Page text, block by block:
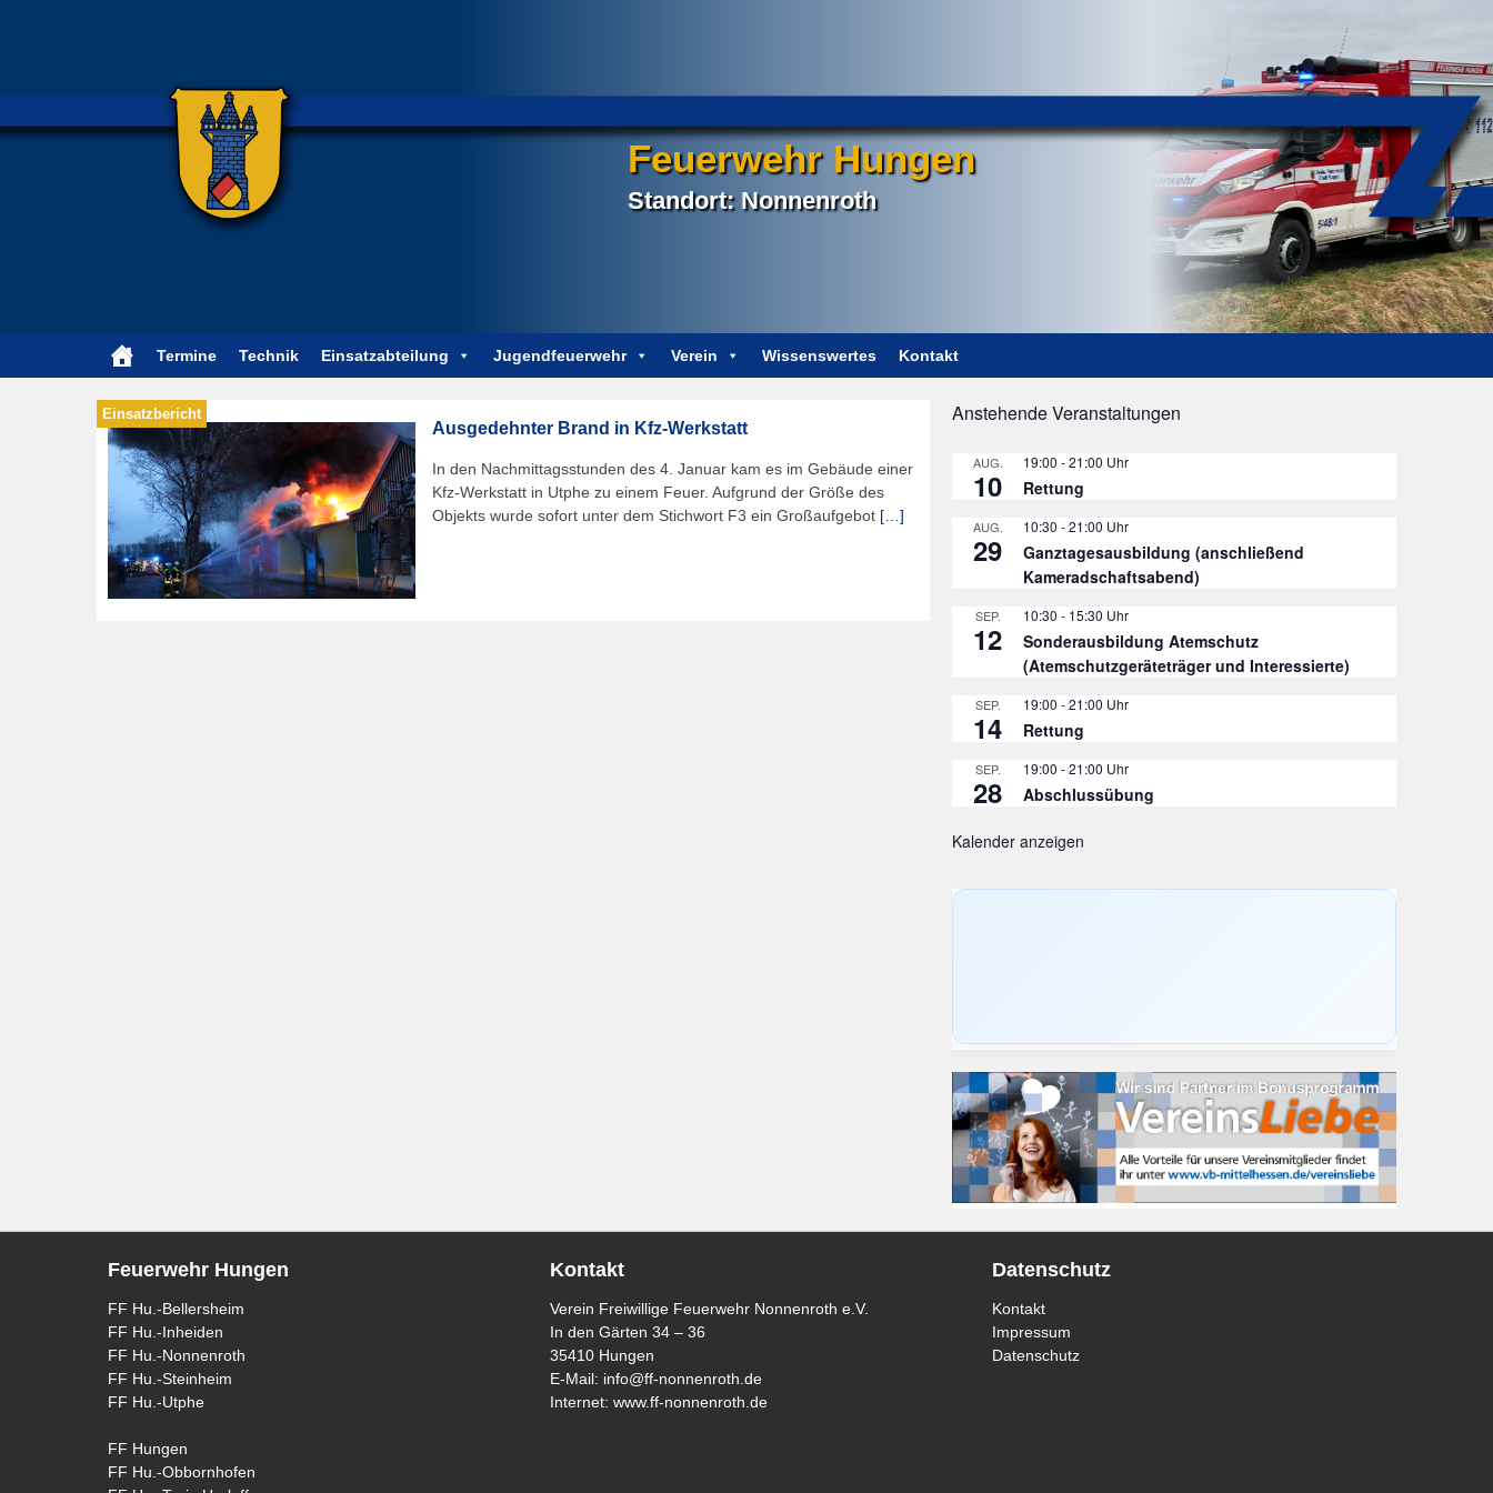
Feuerwehr Hungen
Standort: Nonnenroth
Termine Technik Einsatzabteilung Jugendfeuerwehr Verein Wissenswertes Kontakt
Ausgedehnter Brand in Kfz-Werkstatt
In den Nachmittagsstunden des 4. Januar kam es im Gebäude einer
Kfz-Werkstatt in Utphe zu einem Feuer. Aufgrund der Größe des
Objekts wurde sofort unter dem Stichwort F3 ein Großaufgebot […]
Anstehende Veranstaltungen
AUG.
10
19:00 -21:00
Rettung
AUG.
29
10:30 -21:00
Ganztagesausbildung (anschließend
Kameradschaftsabend)
SEP.
12
10:30 - 15:30
Sonderausbildung Atemschutz
(Atemschutzgeräteträger und Interessierte)
SEP.
14
19:00 -21:00
Rettung
SEP.
28
19:00 -21:00
Abschlussübung
Kalender anzeigen
Feuerwehr Hungen
FF Hu.-Bellersheim
FF Hu.-Inheiden
FF Hu.-Nonnenroth
FF Hu.-Steinheim
FF Hu.-Utphe
FF Hungen
FF Hu.-Obbornhofen
Kontakt
Verein Freiwillige Feuerwehr Nonnenroth e.V.
In den Gärten 34 – 36
35410 Hungen
E-Mail: info@ff-nonnenroth.de
Internet: www.ff-nonnenroth.de
Datenschutz
Kontakt
Impressum
Datenschutz